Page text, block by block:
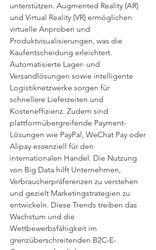
unterstützen. Augmented Reality (AR)
und Virtual Reality (VR) ermöglichen
virtuelle Anproben und
Produktvisualisierungen, was die
Kaufentscheidung erleichtert.
Automatisierte Lager- und
Versandlösungen sowie intelligente
Logistiknetzwerke sorgen für
schnellere Lieferzeiten und
Kosteneffizienz. Zudem sind
plattformübergreifende Payment-
Lösungen wie PayPal, WeChat Pay oder
Alipay essenziell für den
internationalen Handel. Die Nutzung
von Big Data hilft Unternehmen,
Verbraucherpräferenzen zu verstehen
und gezielt Marketingstrategien zu
entwickeln. Diese Trends treiben das
Wachstum und die
Wettbewerbsfähigkeit im
grenzüberschreitenden B2C-E-